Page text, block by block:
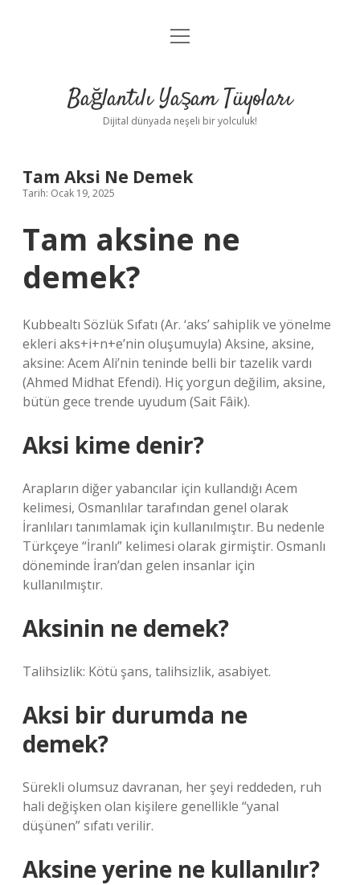
Anasayfa
Yasal Uyarı
menüyü
Bağlantılı Yaşam Tüyoları
Dijital dünyada neşeli bir yolculuk!
Tam Aksi Ne Demek
Tarih: Ocak 19, 2025
Tam aksine ne
demek?
Kubbealtı Sözlük Sıfatı (Ar. ‘aks’ sahiplik ve yönelme
ekleri aks+i+n+e’nin oluşumuyla) Aksine, aksine,
aksine: Acem Ali’nin teninde belli bir tazelik vardı
(Ahmed Midhat Efendi). Hiç yorgun değilim, aksine,
bütün gece trende uyudum (Sait Fâik).
Aksi kime denir?
Arapların diğer yabancılar için kullandığı Acem
kelimesi, Osmanlılar tarafından genel olarak
İranlıları tanımlamak için kullanılmıştır. Bu nedenle
Türkçeye “İranlı” kelimesi olarak girmiştir. Osmanlı
döneminde İran’dan gelen insanlar için
kullanılmıştır.
Aksinin ne demek?
Talihsizlik: Kötü şans, talihsizlik, asabiyet.
Aksi bir durumda ne
demek?
Sürekli olumsuz davranan, her şeyi reddeden, ruh
hali değişken olan kişilere genellikle “yanal
düşünen” sıfatı verilir.
Aksine yerine ne kullanılır?